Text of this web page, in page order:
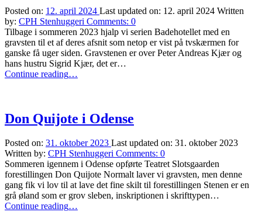
Posted on: 12. april 2024 Last updated on: 12. april 2024 Written
by: CPH Stenhuggeri Comments: 0
Tilbage i sommeren 2023 hjalp vi serien Badehotellet med en
gravsten til et af deres afsnit som netop er vist på tvskærmen for
ganske få uger siden. Gravstenen er over Peter Andreas Kjær og
hans hustru Sigrid Kjær, det er…
Continue reading“Gravsten
…
Don Quijote i Odense
Posted on: 31. oktober 2023 Last updated on: 31. oktober 2023
Written by: CPH Stenhuggeri Comments: 0
Sommeren igennem i Odense opførte Teatret Slotsgaarden
forestillingen Don Quijote Normalt laver vi gravsten, men denne
gang fik vi lov til at lave det fine skilt til forestillingen Stenen er en
grå øland som er grov sleben, inskriptionen i skrifttypen…
Continue reading“Don
…